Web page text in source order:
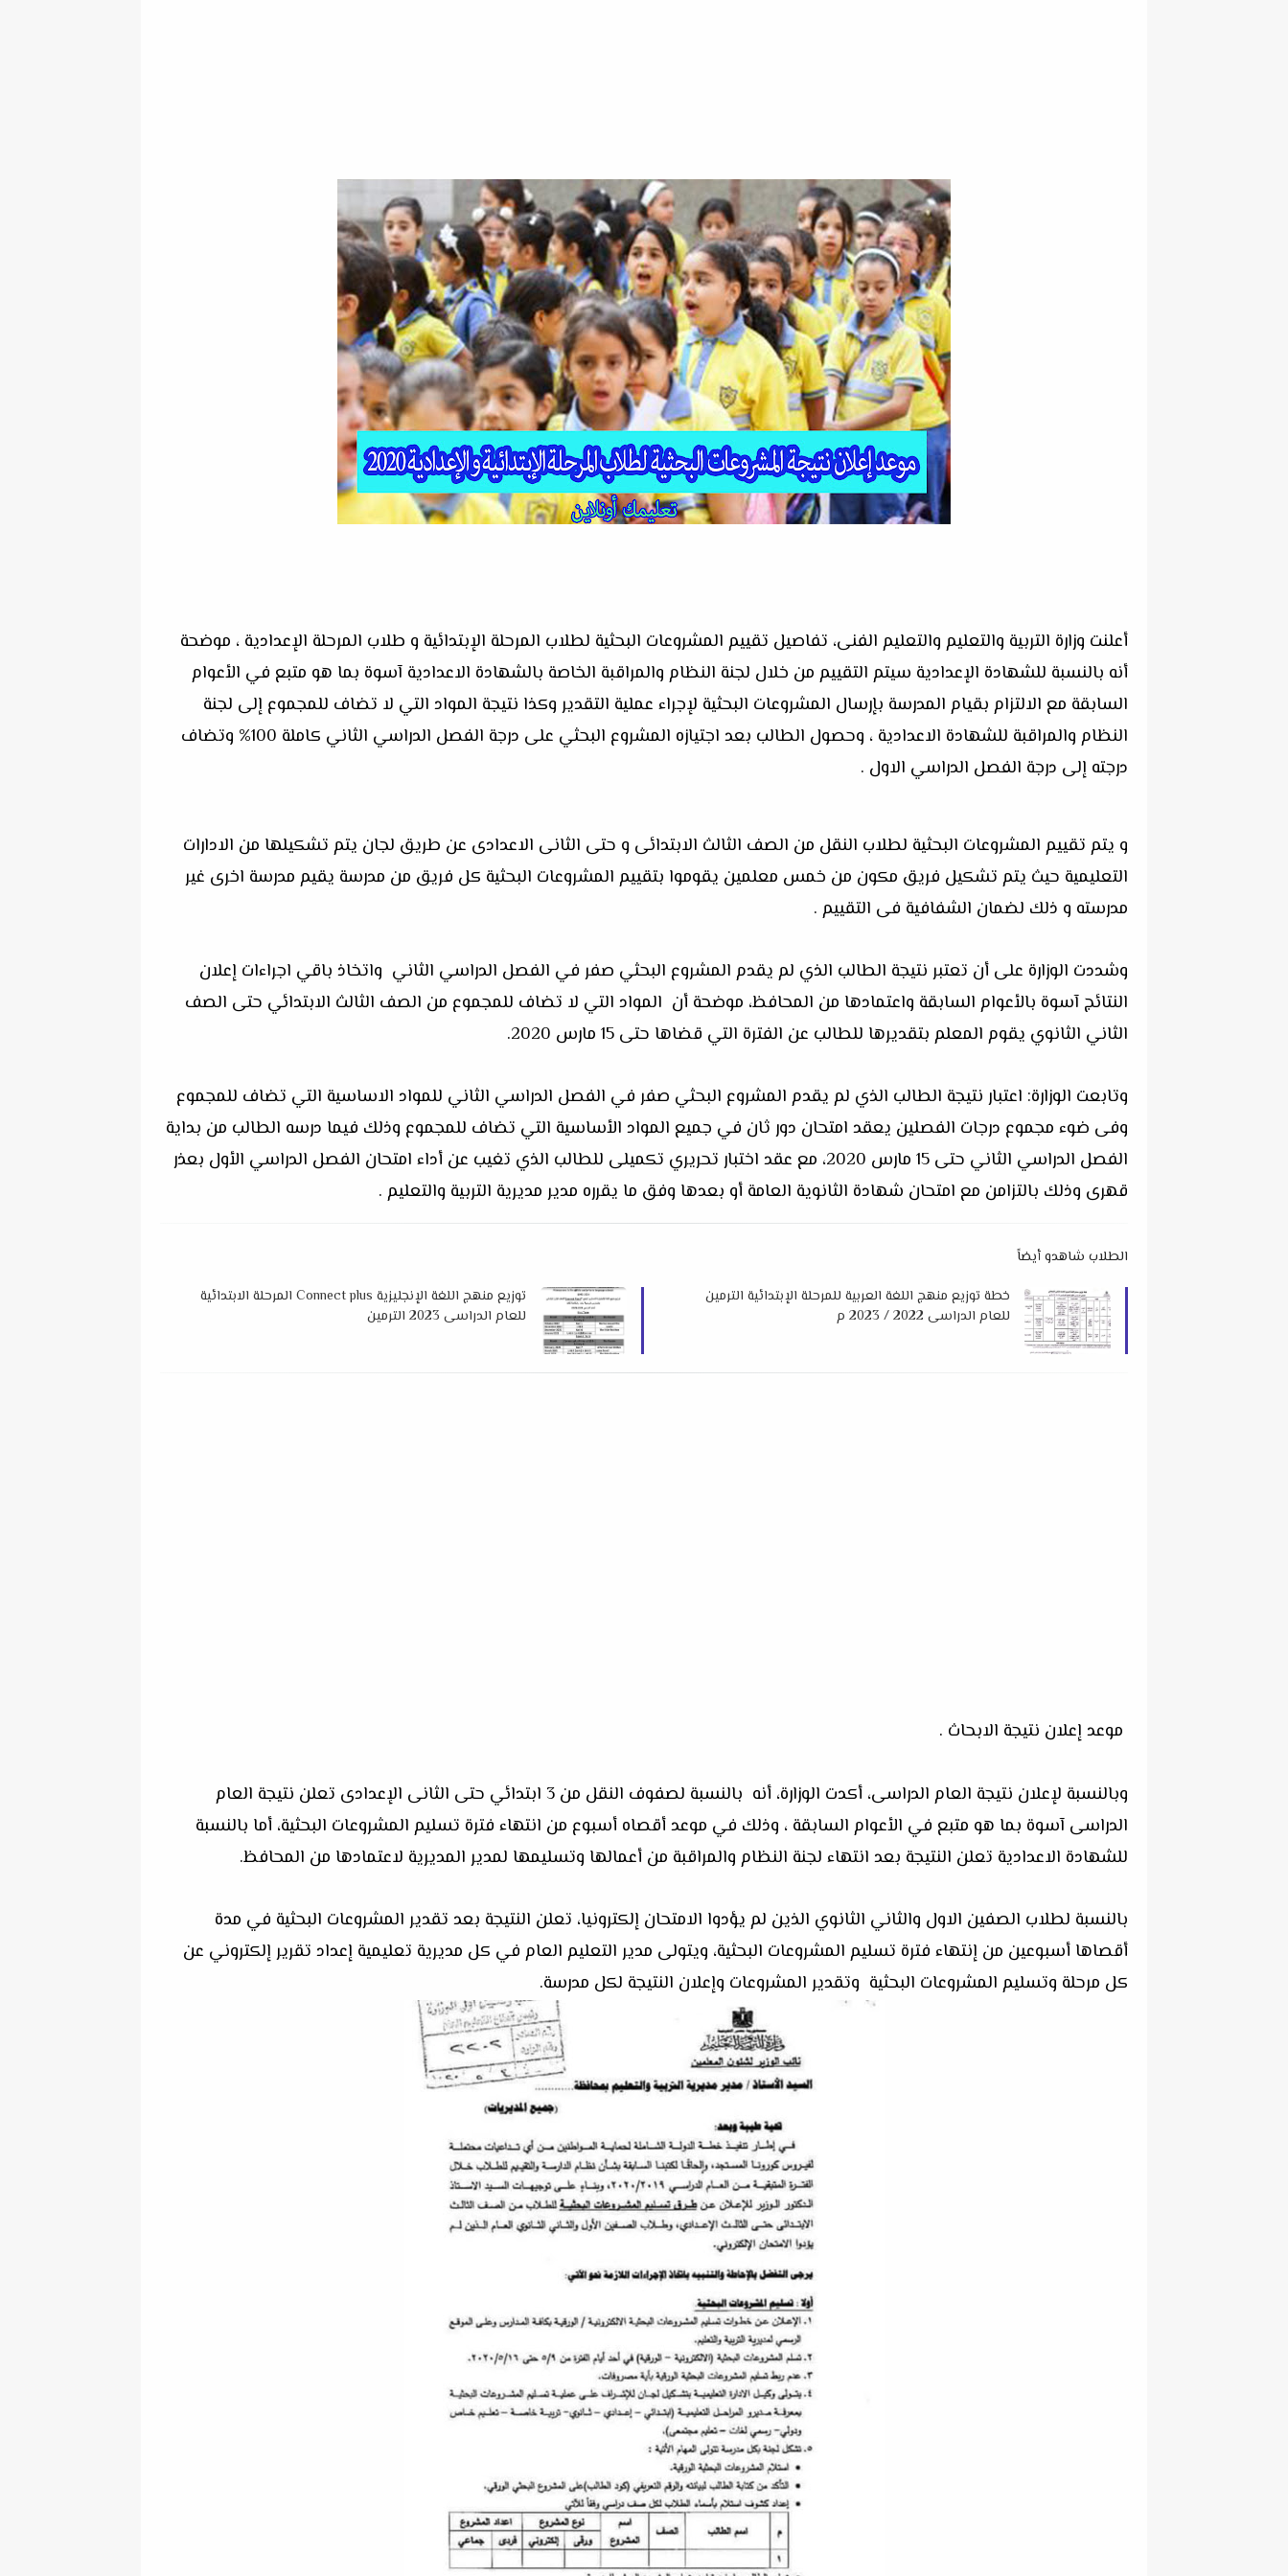
أعلنت وزارة التربية والتعليم والتعليم الفنى، تفاصيل تقييم المشروعات البحثية لطلاب المرحلة الإبتدائية و طلاب المرحلة الإعدادية ، موضحة
أنه بالنسبة للشهادة الإعدادية سيتم التقييم من خلال لجنة النظام والمراقبة الخاصة بالشهادة الاعدادية آسوة بما هو متبع في الأعوام
السابقة مع الالتزام بقيام المدرسة بإرسال المشروعات البحثية لإجراء عملية التقدير وكذا نتيجة المواد التي لا تضاف للمجموع إلى لجنة
النظام والمراقبة للشهادة الاعدادية ، وحصول الطالب بعد اجتيازه المشروع البحثي على درجة الفصل الدراسي الثاني كاملة 100% وتضاف
درجته إلى درجة الفصل الدراسي الاول .
و يتم تقييم المشروعات البحثية لطلاب النقل من الصف الثالث الابتدائى و حتى الثانى الاعدادى عن طريق لجان يتم تشكيلها من الادارات
التعليمية حيث يتم تشكيل فريق مكون من خمس معلمين يقوموا بتقييم المشروعات البحثية كل فريق من مدرسة يقيم مدرسة اخرى غير
مدرسته و ذلك لضمان الشفافية فى التقييم .
وشددت الوزارة على أن تعتبر نتيجة الطالب الذي لم يقدم المشروع البحثي صفر في الفصل الدراسي الثاني واتخاذ باقي اجراءات إعلان
النتائج آسوة بالأعوام السابقة واعتمادها من المحافظ، موضحة أن المواد التي لا تضاف للمجموع من الصف الثالث الابتدائي حتى الصف
الثاني الثانوي يقوم المعلم بتقديرها للطالب عن الفترة التي قضاها حتى 15 مارس 2020.
وتابعت الوزارة: اعتبار نتيجة الطالب الذي لم يقدم المشروع البحثي صفر في الفصل الدراسي الثاني للمواد الاساسية التي تضاف للمجموع
وفى ضوء مجموع درجات الفصلين يعقد امتحان دور ثان في جميع المواد الأساسية التي تضاف للمجموع وذلك فيما درسه الطالب من بداية
الفصل الدراسي الثاني حتى 15 مارس 2020، مع عقد اختبار تحريري تكميلى للطالب الذي تغيب عن أداء امتحان الفصل الدراسي الأول بعذر
قهرى وذلك بالتزامن مع امتحان شهادة الثانوية العامة أو بعدها وفق ما يقرره مدير مديرية التربية والتعليم .
الطلاب شاهدو أيضاً
خطة توزيع منهج اللغة العربية للمرحلة الإبتدائية الترمين
للعام الدراسى 2022 / 2023 م
توزيع منهج اللغة الإنجليزية Connect plus المرحلة الابتدائية
للعام الدراسى 2023 الترمين
موعد إعلان نتيجة الابحاث .
وبالنسبة لإعلان نتيجة العام الدراسى، أكدت الوزارة، أنه بالنسبة لصفوف النقل من 3 ابتدائي حتى الثانى الإعدادى تعلن نتيجة العام
الدراسى آسوة بما هو متبع في الأعوام السابقة ، وذلك في موعد أقصاه أسبوع من انتهاء فترة تسليم المشروعات البحثية، أما بالنسبة
للشهادة الاعدادية تعلن النتيجة بعد انتهاء لجنة النظام والمراقبة من أعمالها وتسليمها لمدير المديرية لاعتمادها من المحافظ.
بالنسبة لطلاب الصفين الاول والثاني الثانوي الذين لم يؤدوا الامتحان إلكترونيا، تعلن النتيجة بعد تقدير المشروعات البحثية في مدة
أقصاها أسبوعين من إنتهاء فترة تسليم المشروعات البحثية، ويتولى مدير التعليم العام في كل مديرية تعليمية إعداد تقرير إلكتروني عن
كل مرحلة وتسليم المشروعات البحثية وتقدير المشروعات وإعلان النتيجة لكل مدرسة.